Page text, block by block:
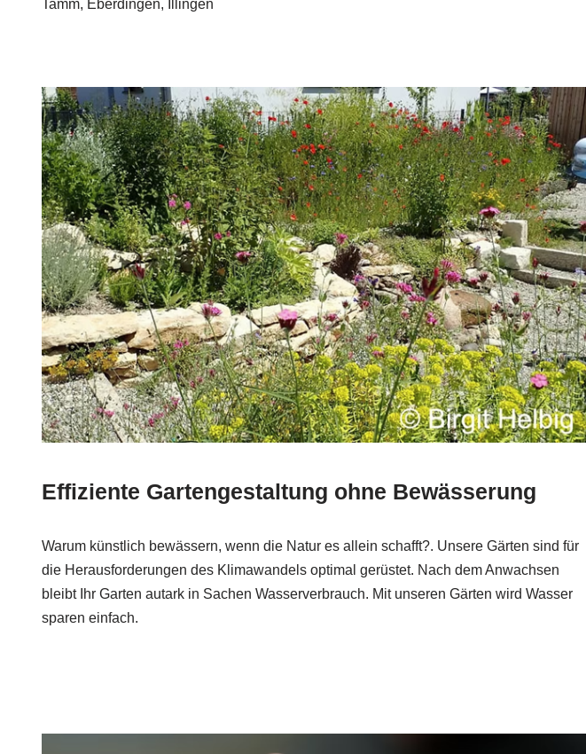
Tamm, Eberdingen, Illingen
Effiziente Gartengestaltung ohne Bewässerung
Warum künstlich bewässern, wenn die Natur es allein schafft?. Unsere Gärten sind für
die Herausforderungen des Klimawandels optimal gerüstet. Nach dem Anwachsen
bleibt Ihr Garten autark in Sachen Wasserverbrauch. Mit unseren Gärten wird Wasser
sparen einfach.